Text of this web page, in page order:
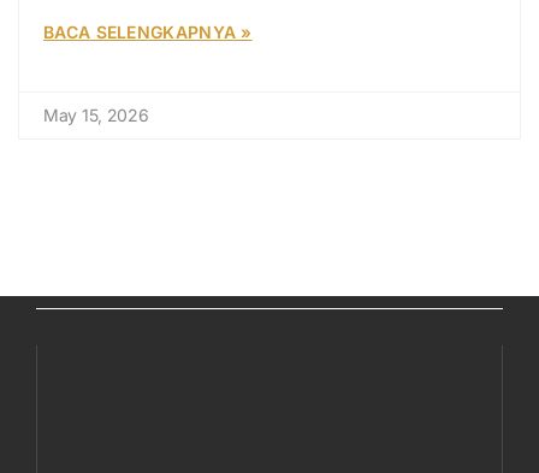
BACA SELENGKAPNYA »
May 15, 2026